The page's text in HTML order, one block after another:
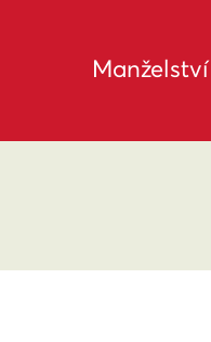
Manželství